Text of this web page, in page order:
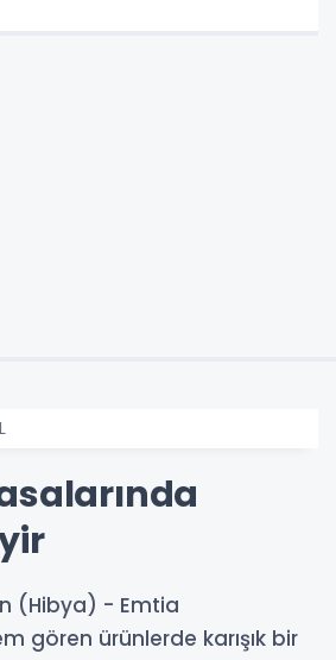
(Hibya) - Emtia
gören ürünlerde karışık bir